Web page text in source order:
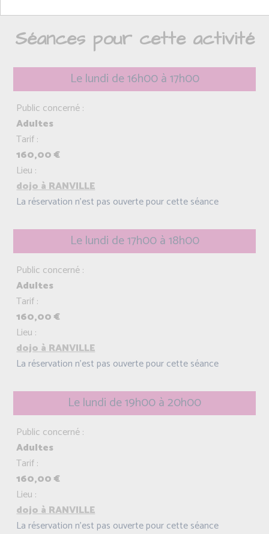
Séances pour cette activité
Le lundi de 16h00 à 17h00
Public concerné :
Adultes
Tarif :
160,00 €
Lieu :
dojo à RANVILLE
La réservation n'est pas ouverte pour cette séance
Le lundi de 17h00 à 18h00
Public concerné :
Adultes
Tarif :
160,00 €
Lieu :
dojo à RANVILLE
La réservation n'est pas ouverte pour cette séance
Le lundi de 19h00 à 20h00
Public concerné :
Adultes
Tarif :
160,00 €
Lieu :
dojo à RANVILLE
La réservation n'est pas ouverte pour cette séance